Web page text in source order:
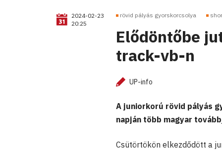
2024-02-23
20:25
rövid pályás gyorskorcsolya
Elődöntőbe
track-vb-n
UP-info
A juniorkorú rövid pályás
napján több magyar
Csütörtökön elkezdődött a